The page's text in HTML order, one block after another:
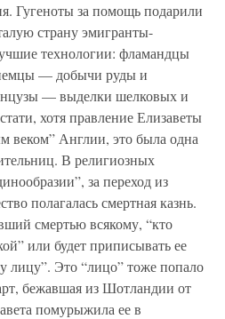
Гугеноты за помощь подарили
страну эмигранты-
технологии: фламандцы
— добычи руды и
— выделки шелковых и
хотя правление Елизаветы
веком” Англии, это была одна
В религиозных
за переход из
полагалась смертная казнь.
смертью всякому, “кто
или будет приписывать ее
лицу”. Это “лицо” тоже попало
бежавшая из Шотландии от
помурыжила ее в